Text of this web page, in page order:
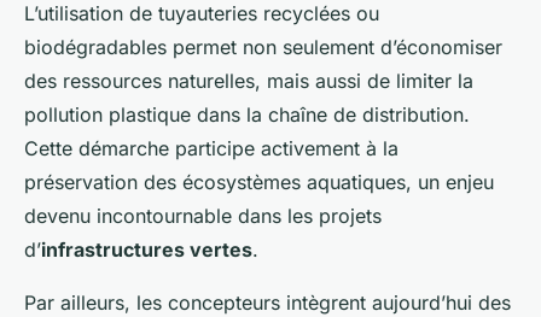
L’utilisation de tuyauteries recyclées ou
biodégradables permet non seulement d’économiser
des ressources naturelles, mais aussi de limiter la
pollution plastique dans la chaîne de distribution.
Cette démarche participe activement à la
préservation des écosystèmes aquatiques, un enjeu
devenu incontournable dans les projets
d’infrastructures vertes.
Par ailleurs, les concepteurs intègrent aujourd’hui des